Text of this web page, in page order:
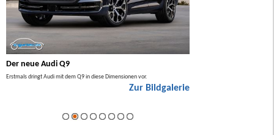
Der neue Audi Q9
Erstmals dringt Audi mit dem Q9 in diese Dimensionen vor.
Zur Bildgalerie